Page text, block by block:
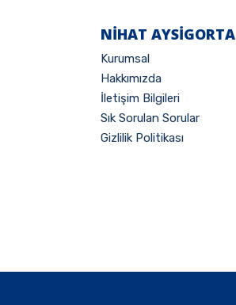
NİHAT AYSIGORTA
Kurumsal
Hakkımızda
İletişim Bilgileri
Sık Sorulan Sorular
Gizlilik Politikası